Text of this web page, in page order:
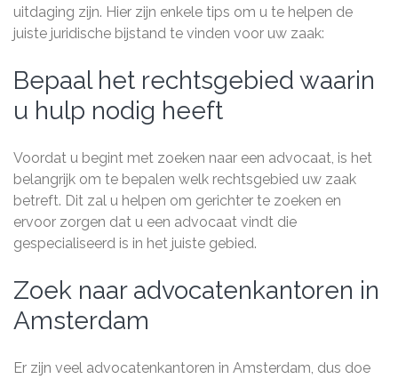
uitdaging zijn. Hier zijn enkele tips om u te helpen de
juiste juridische bijstand te vinden voor uw zaak:
Bepaal het rechtsgebied waarin
u hulp nodig heeft
Voordat u begint met zoeken naar een advocaat, is het
belangrijk om te bepalen welk rechtsgebied uw zaak
betreft. Dit zal u helpen om gerichter te zoeken en
ervoor zorgen dat u een advocaat vindt die
gespecialiseerd is in het juiste gebied.
Zoek naar advocatenkantoren in
Amsterdam
Er zijn veel advocatenkantoren in Amsterdam, dus doe